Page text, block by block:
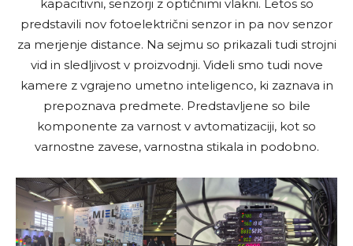
kapacitivni, senzorji z optičnimi vlakni. Letos so
predstavili nov fotoelektrični senzor in pa nov senzor
za merjenje distance. Na sejmu so prikazali tudi strojni
vid in sledljivost v proizvodnji. Videli smo tudi nove
kamere z vgrajeno umetno inteligenco, ki zaznava in
prepoznava predmete. Predstavljene so bile
komponente za varnost v avtomatizaciji, kot so
varnostne zavese, varnostna stikala in podobno.